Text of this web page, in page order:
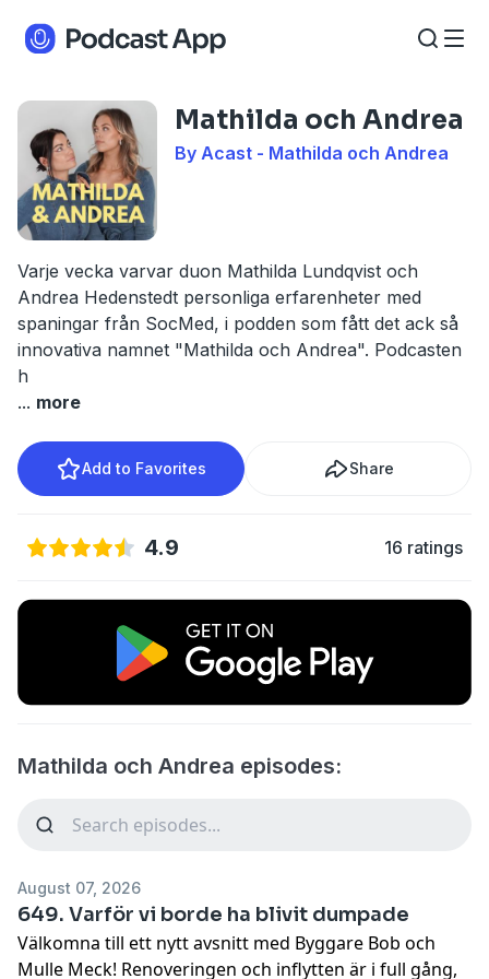
Mathilda och Andrea
By Acast - Mathilda och Andrea
Varje vecka varvar duon Mathilda Lundqvist och
Andrea Hedenstedt personliga erfarenheter med
spaningar från SocMed, i podden som fått det ack så
innovativa namnet "Mathilda och Andrea". Podcasten
h
... more
Add to Favorites Share
4.9 16 ratings
Mathilda och Andrea episodes:
August 07, 2026
649. Varför vi borde ha blivit dumpade
Välkomna till ett nytt avsnitt med Byggare Bob och
Mulle Meck! Renoveringen och inflytten är i full gång,